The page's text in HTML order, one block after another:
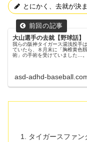
とにかく、去就が決
大山選手の去就【野球話】
我らの阪神タイガース湯浅投手
ていたら、８月末に「胸椎黄色
術」の手術を受けていました…。
asd-adhd-
タイガースファ